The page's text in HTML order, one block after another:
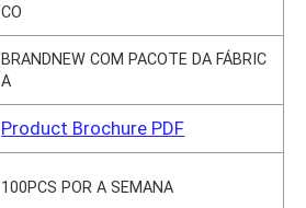
CO
BRANDNEW COM PACOTE DA FÁBRIC
A
Product Brochure PDF
100PCS POR A SEMANA